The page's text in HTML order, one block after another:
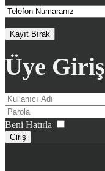
Üye Giriş
Beni Hatırla
Giriş